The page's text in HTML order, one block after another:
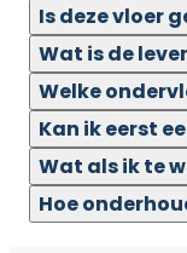
Is deze vloer
Wat is de
Welke
Kan ik eerst
Wat als ik te
Hoe